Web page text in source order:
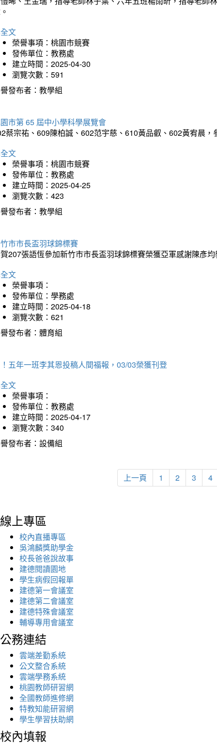
文
榮譽事項：桃園市競賽
發佈單位：教務處
建立時間：2025-04-30
瀏覽次數：591
發布者：教學組
市第 65 屆中小學科學展覽會
蔡宗祐、609陳柏誠、602范宇慈、610黃品叡、602黃宥晨
文
榮譽事項：桃園市競賽
發佈單位：教務處
建立時間：2025-04-25
瀏覽次數：423
發布者：教學組
市市長盃羽球錦標賽
207張語恆參加新竹市市長盃羽球錦標賽榮獲亞軍感謝陳彥
文
榮譽事項：
發佈單位：學務處
建立時間：2025-04-18
瀏覽次數：621
發布者：體育組
五年一班李其恩投稿人間福報，03/03榮獲刊登
文
榮譽事項：
發佈單位：教務處
建立時間：2025-04-17
瀏覽次數：340
發布者：設備組
上一頁 1 2 3 4
線上專區
校內直播專區
吳鴻麟獎助學金
校長爸爸說故事
建德閱讀園地
學生病假回報單
建德第一會議室
建德第二會議室
建德特殊會議室
輔導專用會議室
公務連結
雲端差勤系統
公文整合系統
雲端學務系統
桃園教師研習網
全國教師進修網
特教知能研習網
學生學習扶助網
校內填報